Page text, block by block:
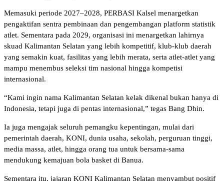
Memasuki periode 2027–2028, PERBASI Kalsel menargetkan
pengaktifan sentra pembinaan dan pengembangan platform statistik
atlet. Sementara pada 2029, organisasi ini menargetkan lahirnya
skuad Kalimantan Selatan yang lebih kompetitif, klub-klub daerah
yang semakin kuat, fasilitas yang lebih merata, serta atlet-atlet yang
mampu menembus seleksi tim nasional hingga kompetisi
internasional.
“Kami ingin nama Kalimantan Selatan kelak dikenal bukan hanya di
Indonesia, tetapi juga di pentas internasional,” tegas Bang Dhin.
Ia juga mengajak seluruh pemangku kepentingan, mulai dari
pemerintah daerah, KONI, dunia usaha, sekolah, perguruan tinggi,
media massa, atlet, hingga orang tua untuk bersama-sama
mendukung kemajuan bola basket di Banua.
Sementara itu, jajaran KONI Kalimantan Selatan menyambut positif